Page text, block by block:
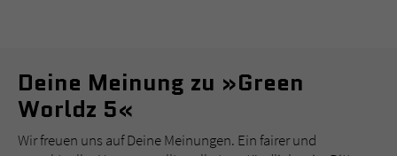
Deine Meinung zu »Green
Worldz 5«
Wir freuen uns auf Deine Meinungen. Ein fairer und